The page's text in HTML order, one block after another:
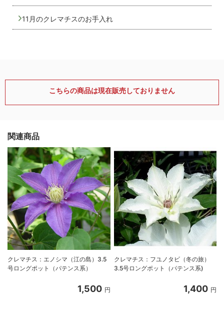
11月のクレマチスのお手入れ
こちらの商品は現在販売しておりません
関連商品
クレマチス：エノシマ（江の島）3.5
号ロングポット（パテンス系）
1,500 円
クレマチス：フユノタビ（冬の旅）
3.5号ロングポット（パテンス系)
1,400 円